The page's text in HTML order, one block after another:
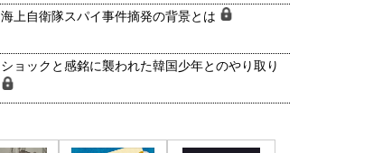
海上自衛隊スパイ事件摘発の背景とは
ショックと感銘に襲われた韓国少年とのやり取り